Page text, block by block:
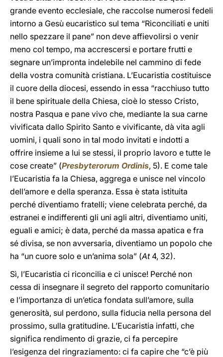
grande evento ecclesiale, che raccolse numerosi fedeli
intorno a Gesù eucaristico sul tema “Riconciliati e uniti
nello spezzare il pane” non deve affievolirsi o venir
meno col tempo, ma accrescersi e portare frutti e
segnare un’impronta indelebile nel cammino di fede
della vostra comunità cristiana. L’Eucaristia costituisce
il cuore della diocesi, essendo in essa “racchiuso tutto
il bene spirituale della Chiesa, cioè lo stesso Cristo,
nostra Pasqua e pane vivo che, mediante la sua carne
vivificata dallo Spirito Santo e vivificante, dà vita agli
uomini, i quali sono in tal modo invitati e indotti a
offrire insieme a lui se stessi, il proprio lavoro e tutte le
cose create” (Presbyterorum Ordinis, 5). E come tale
l’Eucaristia fa la Chiesa, aggrega e unisce nel vincolo
dell’amore e della speranza. Essa è stata istituita
perché diventiamo fratelli; viene celebrata perché, da
estranei e indifferenti gli uni agli altri, diventiamo uniti,
eguali e amici; è data, perché da massa apatica e fra
sé divisa, se non avversaria, diventiamo un popolo che
ha “un cuore solo e un’anima sola” (At4, 32).
Sì, l’Eucaristia ci riconcilia e ci unisce! Perché non
cessa di insegnare il segreto del rapporto comunitario
e l’importanza di un’etica fondata sull’amore, sulla
generosità, sul perdono, sulla fiducia nella persona del
prossimo, sulla gratitudine. L’Eucaristia infatti, che
significa rendimento di grazie, ci fa percepire
l’esigenza del ringraziamento: ci fa capire che “c’è più